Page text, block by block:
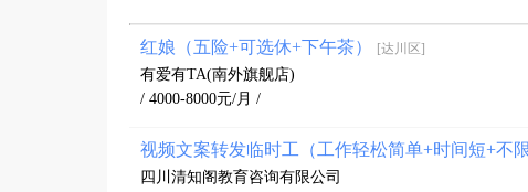
红娘（五险+可选休+下午茶） [达川区]
有爱有TA(南外旗舰店)
/ 4000-8000元/月 /
视频文案转发临时工（工作轻松简单+时间短+不
四川清知阁教育咨询有限公司